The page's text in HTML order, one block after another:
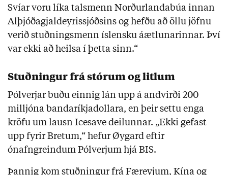
Svíar voru líka talsmenn Norðurlandabúa innan
Alþjóðagjaldeyrissjóðsins og hefðu að öllu jöfnu
verið stuðningsmenn íslensku áætlunarinnar. Því
var ekki að heilsa í þetta sinn.“
Stuðningur frá stórum og litlum
Pólverjar buðu einnig lán upp á andvirði 200
milljóna bandaríkjadollara, en þeir settu enga
kröfu um lausn Icesave deilunnar. „Ekki gefast
upp fyrir Bretum,“ hefur Øygard eftir
ónafngreindum Pólverjum hjá BIS.
Þannig kom stuðningur frá Færeyjum, Kína og